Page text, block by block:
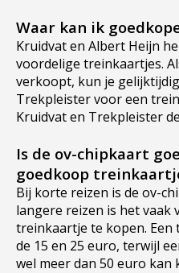
Waar kan ik
Kruidvat en Albert Heijn
voordelige treinkaartjes.
verkoopt, kun je
Trekpleister voor een
Kruidvat en Trekpleister
Is de ov-chipkaart
goedkoop
Bij korte reizen is de ov-
langere reizen is het vaak
treinkaartje te kopen. Een
de 15 en 25 euro, terwijl
wel meer dan 50 euro kan